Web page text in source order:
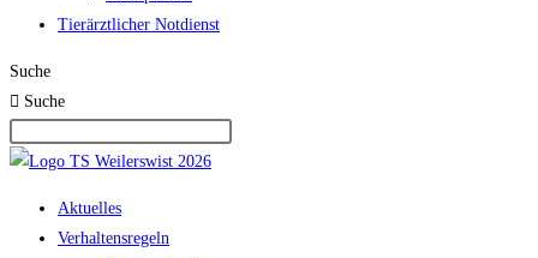
Tierärztlicher Notdienst
Suche
Suche
Aktuelles
Verhaltensregeln